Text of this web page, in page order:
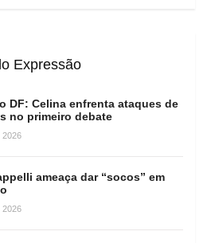
Expressão
DF: Celina enfrenta ataques de
no primeiro debate
2026
ameaça dar “socos” em
2026